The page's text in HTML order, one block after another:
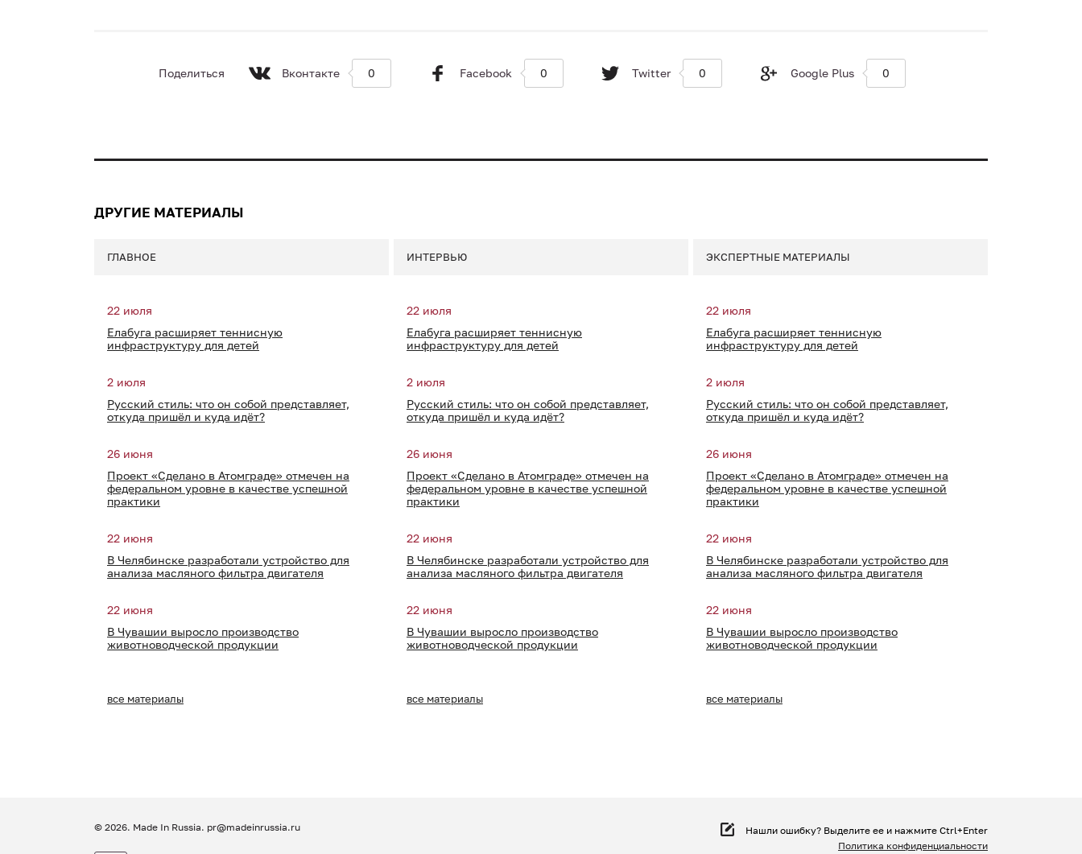
Поделиться Вконтакте 0 Facebook 0 Twitter 0 Google Plus 0
ДРУГИЕ МАТЕРИАЛЫ
ГЛАВНОЕ
22 июля
Елабуга расширяет теннисную
инфраструктуру для детей
2 июля
Русский стиль: что он собой представляет,
откуда пришёл и куда идёт?
26 июня
Проект «Сделано в Атомграде» отмечен на
федеральном уровне в качестве успешной
практики
22 июня
В Челябинске разработали устройство для
анализа масляного фильтра двигателя
22 июня
В Чувашии выросло производство
животноводческой продукции
все материалы
ИНТЕРВЬЮ
22 июля
Елабуга расширяет теннисную
инфраструктуру для детей
2 июля
Русский стиль: что он собой представляет,
откуда пришёл и куда идёт?
26 июня
Проект «Сделано в Атомграде» отмечен на
федеральном уровне в качестве успешной
практики
22 июня
В Челябинске разработали устройство для
анализа масляного фильтра двигателя
22 июня
В Чувашии выросло производство
животноводческой продукции
все материалы
ЭКСПЕРТНЫЕ МАТЕРИАЛЫ
22 июля
Елабуга расширяет теннисную
инфраструктуру для детей
2 июля
Русский стиль: что он собой представляет,
откуда пришёл и куда идёт?
26 июня
Проект «Сделано в Атомграде» отмечен на
федеральном уровне в качестве успешной
практики
22 июня
В Челябинске разработали устройство для
анализа масляного фильтра двигателя
22 июня
В Чувашии выросло производство
животноводческой продукции
все материалы
© 2026. Made In Russia. pr@madeinrussia.ru
Нашли ошибку? Выделите ее и нажмите Ctrl+Enter
Политика конфиденциальности